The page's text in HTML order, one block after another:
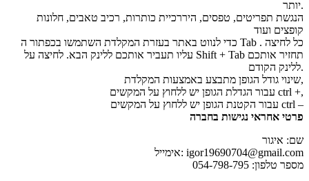
יותר.
הנגשת תפריטים, טפסים, היררכיית כותרות, רכיב טאבים, חלונות
קופצים ועוד
כדי לנווט באתר בעזרת המקלדת השתמשו בכפתור ה Tab . כל לחיצה
עליו תעביר אותכם ללינק הבא. לחיצה על Shift + Tab תחזיר אותכם
ללינק הקודם.
שינוי גודל הגופן מתבצע באמצעות המקלדת,
עבור הגדלת הגופן יש ללחוץ על המקשים ctrl +,
עבור הקטנת הגופן יש ללחוץ על המקשים ctrl –
פרטי אחראי נגישות בחברה
שם: איגור
אימייל: igor19690704@gmail.com
מספר טלפון: 054-798-795